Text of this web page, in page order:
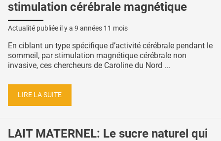
stimulation cérébrale magnétique
Actualité publiée il y a 9 années 11 mois
En ciblant un type spécifique d’activité cérébrale pendant le
sommeil, par stimulation magnétique cérébrale non
invasive, ces chercheurs de Caroline du Nord ...
LIRE LA SUITE
LAIT MATERNEL: Le sucre naturel qui